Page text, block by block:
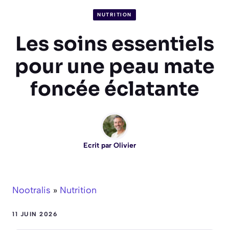
NUTRITION
Les soins essentiels
pour une peau mate
foncée éclatante
Ecrit par Olivier
Nootralis » Nutrition
11 JUIN 2026